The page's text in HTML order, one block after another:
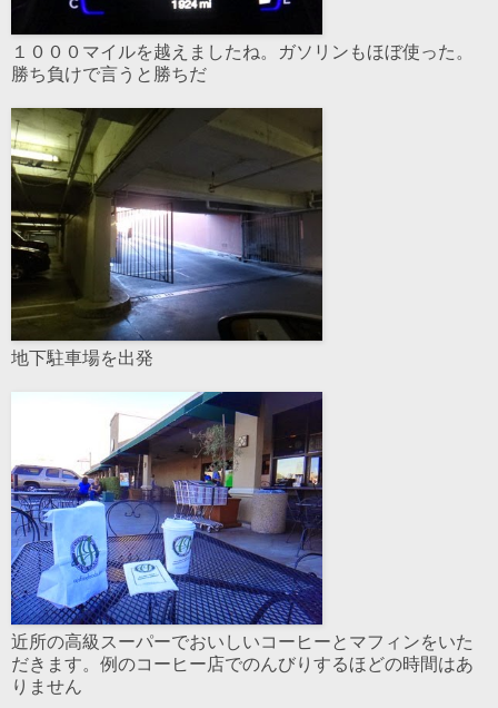
１０００マイルを越えましたね。ガソリンもほぼ使った。
勝ち負けで言うと勝ちだ
地下駐車場を出発
近所の高級スーパーでおいしいコーヒーとマフィンをいた
だきます。例のコーヒー店でのんびりするほどの時間はあ
りません